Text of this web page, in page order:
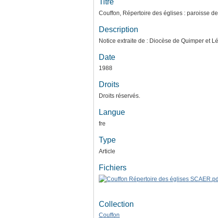
Titre
Couffon, Répertoire des églises : paroisse
Description
Notice extraite de : Diocèse de Quimper et
Date
1988
Droits
Droits réservés.
Langue
fre
Type
Article
Fichiers
Collection
Couffon